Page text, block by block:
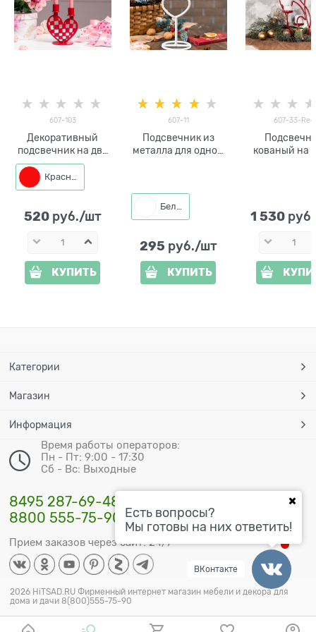
607-103
Декоративный
подсвечник на две
свечи металл
Красный
520 руб./шт
КУПИТЬ
607-11
Подсвечник из
металла для одной
Белый
295 руб./шт
КУПИТЬ
607-33-Red
кованый на
1 530
Категории
Магазин
Информация
Время работы операторов:
Пн - Пт: 9:00 - 17:30
Сб - Вс: Выходные
8495 287-69-48
8800 555-75-90
Прием заказов через сайт: 24/7
2026 HiTSAD.RU Фирменный интернет магазин мебели и декора для
дома и дачи 8(800)555-75-90
Есть вопросы?
Мы готовы на них ответить!
ВКонтакте